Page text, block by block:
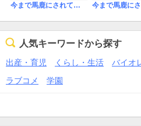
今まで馬鹿にされていた気弱令嬢に転生したら、とんでもない事になった話、聞く？
人気キーワードから探す
出産・育児 くらし・生活 バイオ
ラブコメ
学園